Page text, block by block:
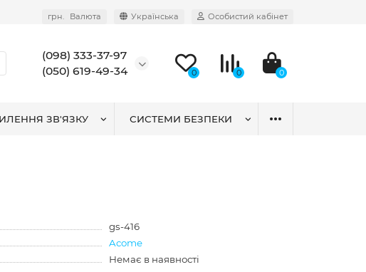
грн. Валюта Українська Особистий кабінет
(098) 333-37-97
(050) 619-49-34
0 0 0
ЗВ'ЯЗКУ СИСТЕМИ БЕЗПЕКИ
gs-416
Acome
Немає в наявності